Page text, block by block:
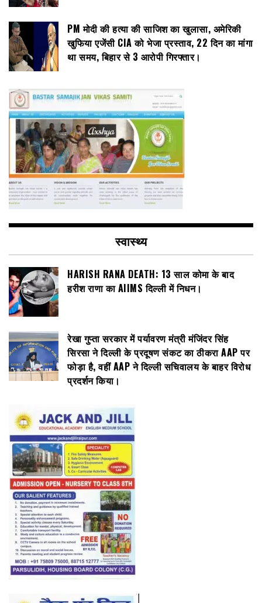
PM मोदी की हत्या की साजिश का खुलासा, अमेरिकी
खुफिया एजेंसी CIA को भेजा प्रस्ताव, 22 दिन का मांगा
था समय, बिहार से 3 आरोपी गिरफ्तार।
स्वास्थ्य
HARISH RANA DEATH: 13 साल कोमा के बाद
हरीश राणा का AIIMS दिल्ली में निधन।
रेखा गुप्ता सरकार में पर्यावरण मंत्री मंजिंदर सिंह
सिरसा ने दिल्ली के प्रदूषण संकट का ठीकरा AAP पर
फोड़ा है, वहीं AAP ने दिल्ली सचिवालय के बाहर विरोध
प्रदर्शन किया।